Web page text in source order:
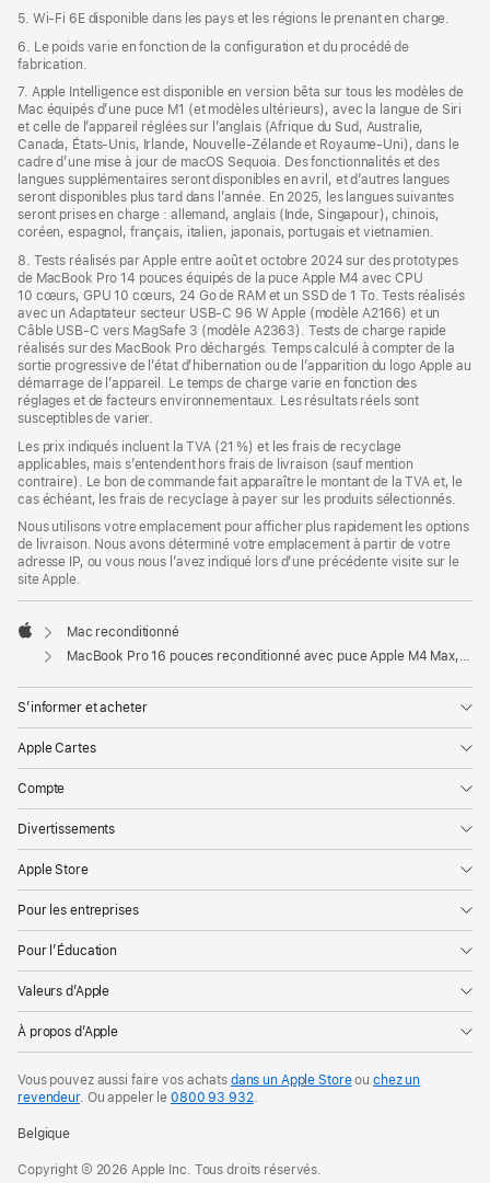
5. Wi-Fi 6E disponible dans les pays et les régions le prenant en charge.
6. Le poids varie en fonction de la configuration et du procédé de
fabrication.
7. Apple Intelligence est disponible en version bêta sur tous les modèles de
Mac équipés d’une puce M1 (et modèles ultérieurs), avec la langue de Siri
et celle de l’appareil réglées sur l’anglais (Afrique du Sud, Australie,
Canada, États-Unis, Irlande, Nouvelle-Zélande et Royaume-Uni), dans le
cadre d’une mise à jour de macOS Sequoia. Des fonctionnalités et des
langues supplémentaires seront disponibles en avril, et d’autres langues
seront disponibles plus tard dans l’année. En 2025, les langues suivantes
seront prises en charge : allemand, anglais (Inde, Singapour), chinois,
coréen, espagnol, français, italien, japonais, portugais et vietnamien.
8. Tests réalisés par Apple entre août et octobre 2024 sur des prototypes
de MacBook Pro 14 pouces équipés de la puce Apple M4 avec CPU
10 cœurs, GPU 10 cœurs, 24 Go de RAM et un SSD de 1 To. Tests réalisés
avec un Adaptateur secteur USB-C 96 W Apple (modèle A2166) et un
Câble USB-C vers MagSafe 3 (modèle A2363). Tests de charge rapide
réalisés sur des MacBook Pro déchargés. Temps calculé à compter de la
sortie progressive de l’état d’hibernation ou de l’apparition du logo Apple au
démarrage de l’appareil. Le temps de charge varie en fonction des
réglages et de facteurs environnementaux. Les résultats réels sont
susceptibles de varier.
Les prix indiqués incluent la TVA (21 %) et les frais de recyclage
applicables, mais s’entendent hors frais de livraison (sauf mention
contraire). Le bon de commande fait apparaître le montant de la TVA et, le
cas échéant, les frais de recyclage à payer sur les produits sélectionnés.
Nous utilisons votre emplacement pour afficher plus rapidement les options
de livraison. Nous avons déterminé votre emplacement à partir de votre
adresse IP, ou vous nous l’avez indiqué lors d’une précédente visite sur le
site Apple.
Apple
Mac reconditionné
MacBook Pro 16 pouces reconditionné avec puce Apple M4 Max, CPU 16 cœurs et GPU 40 cœurs - Noir sidéral
S’informer et acheter
Apple Cartes
Compte
Divertissements
Apple Store
Pour les entreprises
Pour l’Éducation
Valeurs d’Apple
À propos d’Apple
Vous pouvez aussi faire vos achats dans un Apple Storeouchez un
revendeur. Ouappeler le0800 93 932.
Belgique
Copyright © 2026 Apple Inc. Tous droits réservés.